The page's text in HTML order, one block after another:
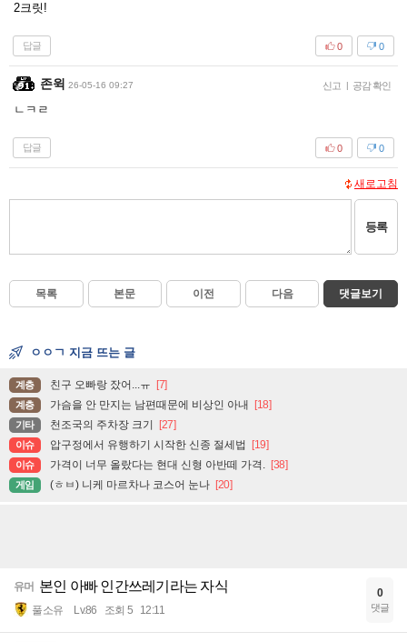
2크릿!
답글 0
0
존윅 26-05-16 09:27 신고 | 공감 확인
ㄴㅋㄹ
답글 0
0
새로고침
등록
목록 본문 이전 다음 댓글보기
ㅇㅇㄱ 지금 뜨는 글
계층 친구 오빠랑 잤어...ㅠ [7]
계층 가슴을 안 만지는 남편때문에 비상인 아내 [18]
기타 천조국의 주차장 크기 [27]
이슈 압구정에서 유행하기 시작한 신종 절세법 [19]
이슈 가격이 너무 올랐다는 현대 신형 아반떼 가격. [38]
게임 (ㅎㅂ) 니케 마르차나 코스어 눈나 [20]
유머 본인 아빠 인간쓰레기라는 자식
풀소유 Lv.86 조회 5 12:11
0
댓글